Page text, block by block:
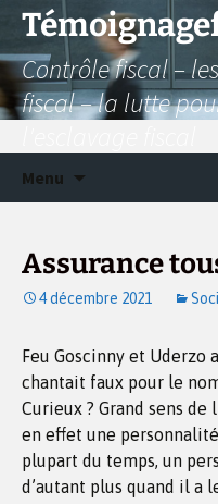
Aller
contenu
Contrôle fiscal –
fiscal – la lutte
Menu
Assurance
4 décembre 2021
Feu Goscinny et Uderzo
chantait faux pour le
Curieux ? Grand sens
en effet une
plupart du temps, un
d’autant plus quand il a